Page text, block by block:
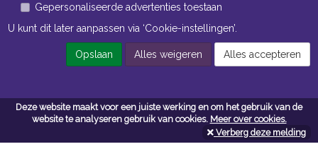
Deze website maakt voor een juiste werking en om het gebruik van de
website te analyseren gebruik van cookies. Meer over cookies.
Verberg deze melding
Openingstijden Magazijn
ma t/m vr 7:00 uur tot 16:30 uur
Algemene voorwaarden
Gepersonaliseerde advertenties toestaan
U kunt dit later aanpassen via ‘Cookie-instellingen’.
Opslaan Alles weigeren Alles accepteren